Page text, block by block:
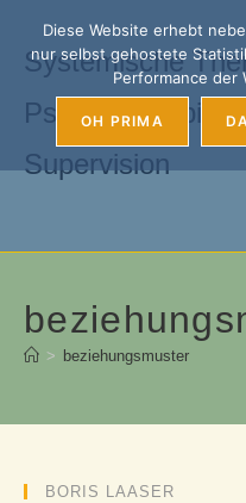
springen
Systemische
Psychotherapie,
Supervision
> beziehungsmuster
BORIS LAASER
Diese Website erhebt
nur selbst gehostete
Performance der
OH PRIMA